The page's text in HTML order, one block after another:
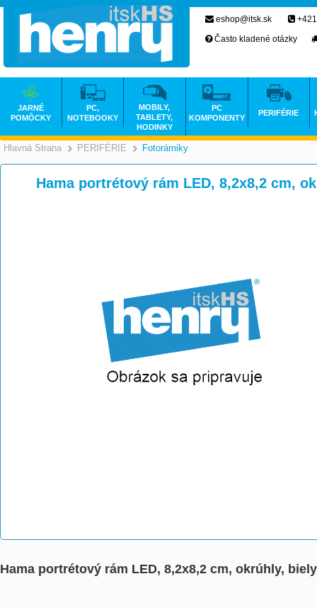
Hlavná Strana >
PERIFÉRIE >
Fotorámiky
Hama portrétový rám LED, 8,2x8,2 cm,
Hama portrétový rám LED, 8,2x8,2 cm, okrúhly,
eshop@itsk.sk
Často kladené otázky
JARNÉ
POMÔCKY
PC,
NOTEBOOKY
MOBILY,
TABLETY,
HODINKY
PC
KOMPONENTY
PERIFÉRIE